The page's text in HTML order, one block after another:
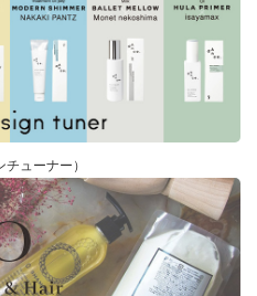
ューナー）